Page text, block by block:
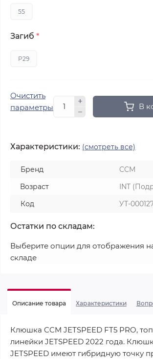
55
Загиб *
P29
Очистить
параметры
В
Характеристики: (смотреть все)
Бренд
CCM
Возраст
INT
Код
УТ-
Остатки по складам:
Выберите опции для отображения
складе
Описание товара Характеристики
Клюшка CCM JETSPEED FT5 PRO,
линейки JETSPEED 2022 года.
JETSPEED имеют гибридную точку